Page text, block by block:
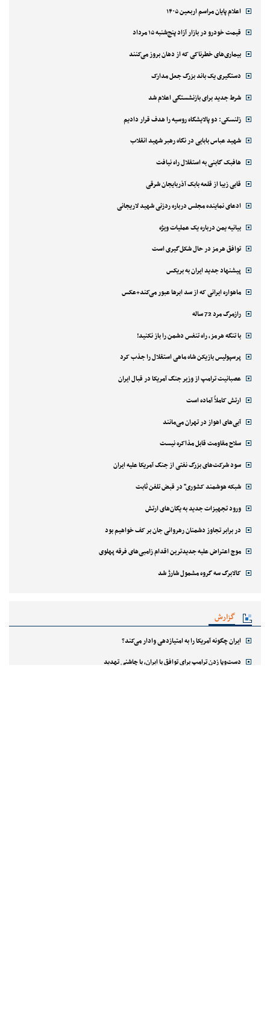
اعلام پایان مراسم اربعین ۱۴۰۵
قیمت خودرو در بازار آزاد پنج‌شنبه ۱۵ مرداد
بیماری‌های خطرناکی که از دهان بروز می‌کنند
دستگیری یک باند بزرگ جعل مدارک
شرط جدید برای بازنشستگی اعلام شد
زلنسکی: دو پالایشگاه روسیه را هدف قرار دادیم
شهید عباس بابایی در نگاه رهبر شهید انقلاب
هافبک گابنی به استقلال راه نیافت
قابی زیبا از قلعه بابک آذربایجان شرقی
ادعای نماینده مجلس درباره ردزنی شهید لاریجانی
بیانیه یمن درباره یک عملیات ویژه
توافق هرمز در حال شکل‌گیری است
پیشنهاد جدید ایران به بریکس
ماهواره ایرانی که از سد ابرها عبور می‌کند+عکس
رازمرگ مرد 72 ساله
با تنگه هرمز، راه تنفس دشمن را باز نکنید!
پرسپولیس بازیکن شاه ماهی استقلال را جذب کرد
عصبانیت ترامپ از وزیر جنگ آمریکا در قبال ایران
ارتش کاملاً آماده است
آبی‌های اهواز در تهران می‌مانند
سلاح مقاومت قابل مذاکره نیست
سود شرکت‌های بزرگ نفتی از جنگ آمریکا علیه ایران
شبکه هوشمند کشوری" در قبض تلفن ثابت
ورود تجهیزات جدید به یگان‌های ارتش
در برابر تجاوز دشمنان رهروانی جان بر کف خواهیم بود
موج اعتراض علیه جدیدترین اقدام زامبی‌های فرقه پهلوی
کالابرگ سه گروه مشمول شارژ شد
گزارش
ایران چگونه آمریکا را به امتیازدهی وادار می‌کند؟
دست‌وپا زدن ترامپ برای توافق با ایران، با چاشنی تهدید